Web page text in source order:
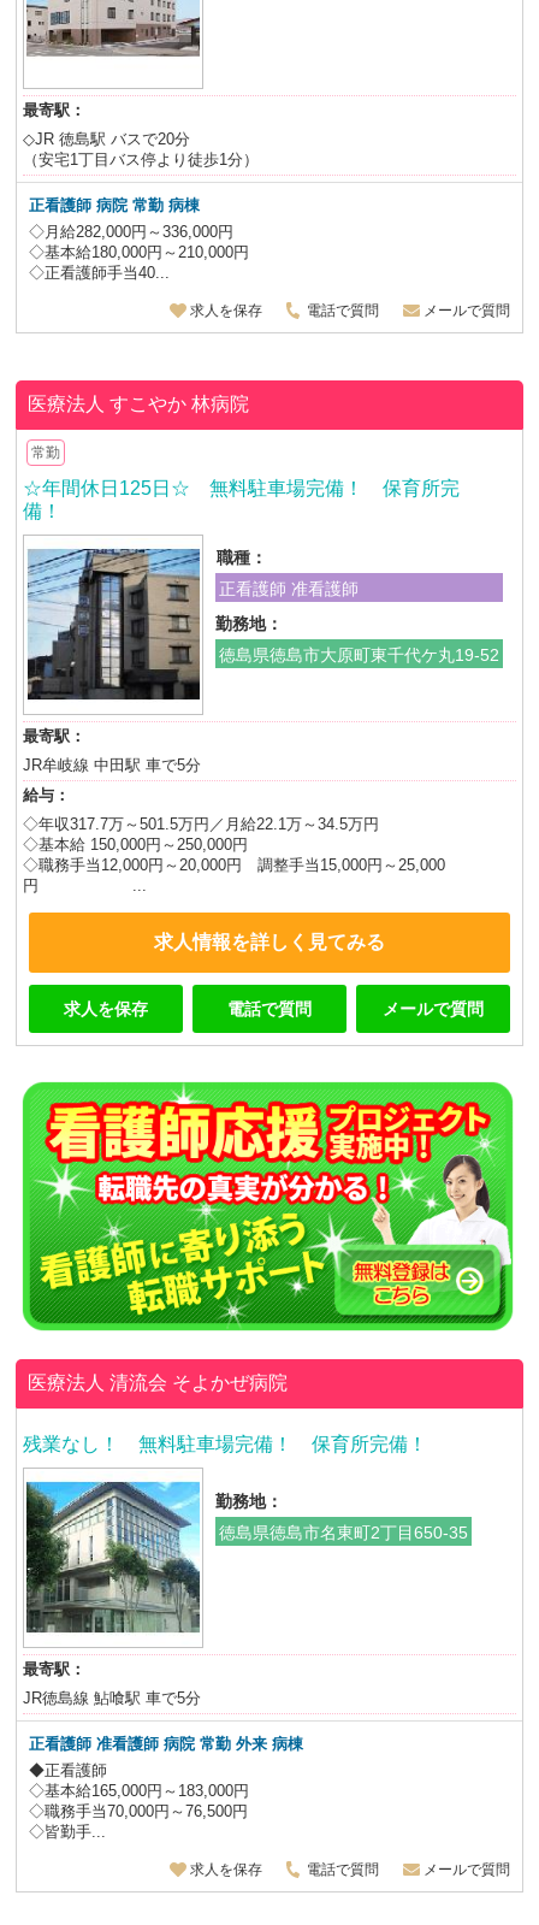
最寄駅：
◇JR 徳島駅 バスで20分
（安宅1丁目バス停より徒歩1分）
正看護師 病院 常勤 病棟
◇月給282,000円～336,000円
◇基本給180,000円～210,000円
◇正看護師手当40...
求人を保存 電話で質問 メールで質問
医療法人 すこやか林病院
常勤
☆年間休日125日☆ 無料駐車場完備！ 保育所完
備！
職種：
正看護師 准看護師
勤務地：
徳島県徳島市大原町東千代ケ丸19-52
最寄駅：
JR牟岐線 中田駅 車で5分
給与：
◇年収317.7万～501.5万円／月給22.1万～34.5万円
◇基本給 150,000円～250,000円
◇職務手当12,000円～20,000円 調整手当15,000円～25,000
円 ...
求人情報を詳しく見てみる
求人を保存 電話で質問 メールで質問
医療法人 清流会 そよかぜ病院
残業なし！ 無料駐車場完備！ 保育所完備！
勤務地：
徳島県徳島市名東町2丁目650-35
最寄駅：
JR徳島線 鮎喰駅 車で5分
正看護師 准看護師 病院 常勤 外来 病棟
◆正看護師
◇基本給165,000円～183,000円
◇職務手当70,000円～76,500円
◇皆勤手...
求人を保存 電話で質問 メールで質問